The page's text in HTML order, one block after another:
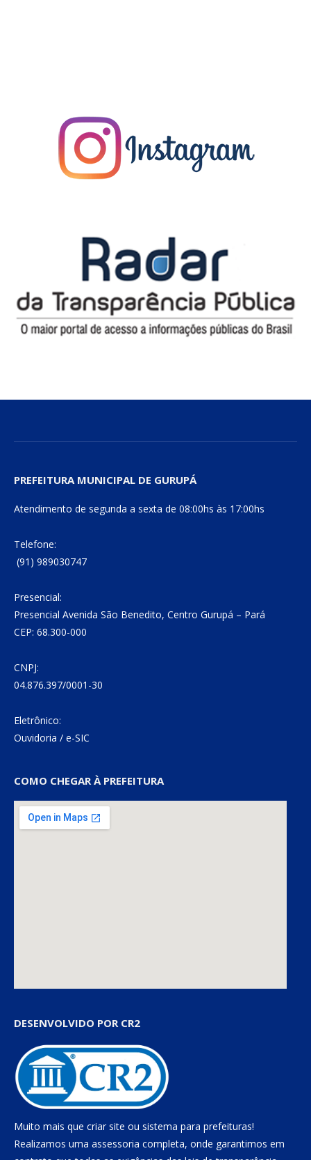
PREFEITURA MUNICIPAL DE GURUPÁ
Atendimento de segunda a sexta de 08:00hs às 17:00hs
Telefone:
(91) 989030747
Presencial:
Presencial Avenida São Benedito, Centro Gurupá – Pará
CEP: 68.300-000
CNPJ:
04.876.397/0001-30
Eletrônico:
Ouvidoria / e-SIC
COMO CHEGAR À PREFEITURA
DESENVOLVIDO POR CR2
Muito mais que criar site ou sistema para prefeituras!
Realizamos uma assessoria completa, onde garantimos em